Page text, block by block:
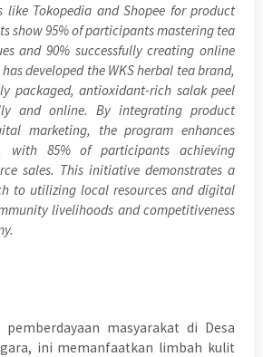
like Tokopedia and Shopee for product
show 95% of participants mastering tea
and 90% successfully creating online
developed the WKS herbal tea brand,
packaged, antioxidant-rich salak peel
and online. By integrating product
marketing, the program enhances
with 85% of participants achieving
sales. This initiative demonstrates a
to utilizing local resources and digital
livelihoods and competitiveness
masyarakat di Desa
ini memanfaatkan limbah kulit